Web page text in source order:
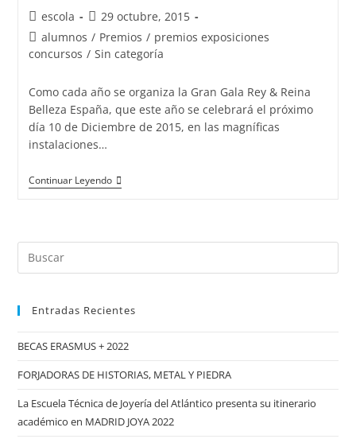
Autor
de
la
escola
Publicación
de
la
29 octubre, 2015
Categoría
de
entrada:
alumnos / Premios / premios exposiciones
concursos / Sin categoría
Como cada año se organiza la Gran Gala Rey & Reina
Belleza España, que este año se celebrará el próximo
día 10 de Diciembre de 2015, en las magníficas
instalaciones…
Continuar Leyendo
El
España
tendrá
Buscar:
Entradas Recientes
BECAS ERASMUS + 2022
FORJADORAS DE HISTORIAS, METAL Y PIEDRA
La Escuela Técnica de Joyería del Atlántico presenta su itinerario
académico en MADRID JOYA 2022